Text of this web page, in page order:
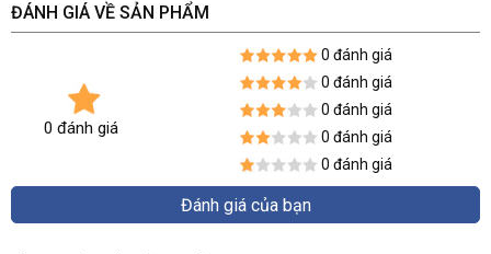
ĐÁNH GIÁ VỀ SẢN PHẨM
0 đánh giá
0 đánh giá
0 đánh giá
0 đánh giá
0 đánh giá
0 đánh giá
Đánh giá của bạn